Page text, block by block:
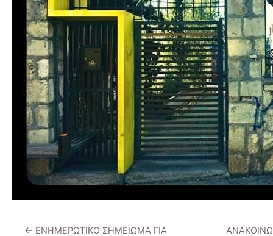
← ΕΝΗΜΕΡΩΤΙΚΟ ΣΗΜΕΙΩΜΑ ΓΙΑ